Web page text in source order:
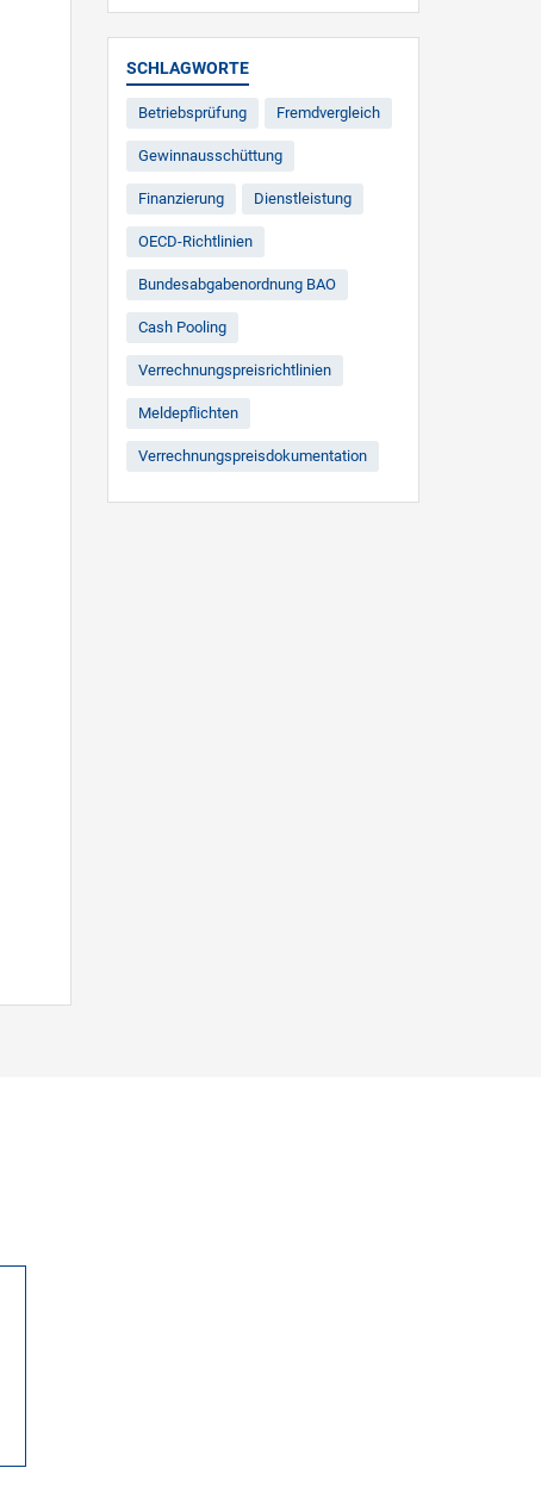
SCHLAGWORTE
Betriebsprüfung Fremdvergleich
Gewinnausschüttung
Finanzierung Dienstleistung
OECD-Richtlinien
Bundesabgabenordnung BAO
Cash Pooling
Verrechnungspreisrichtlinien
Meldepflichten
Verrechnungspreisdokumentation